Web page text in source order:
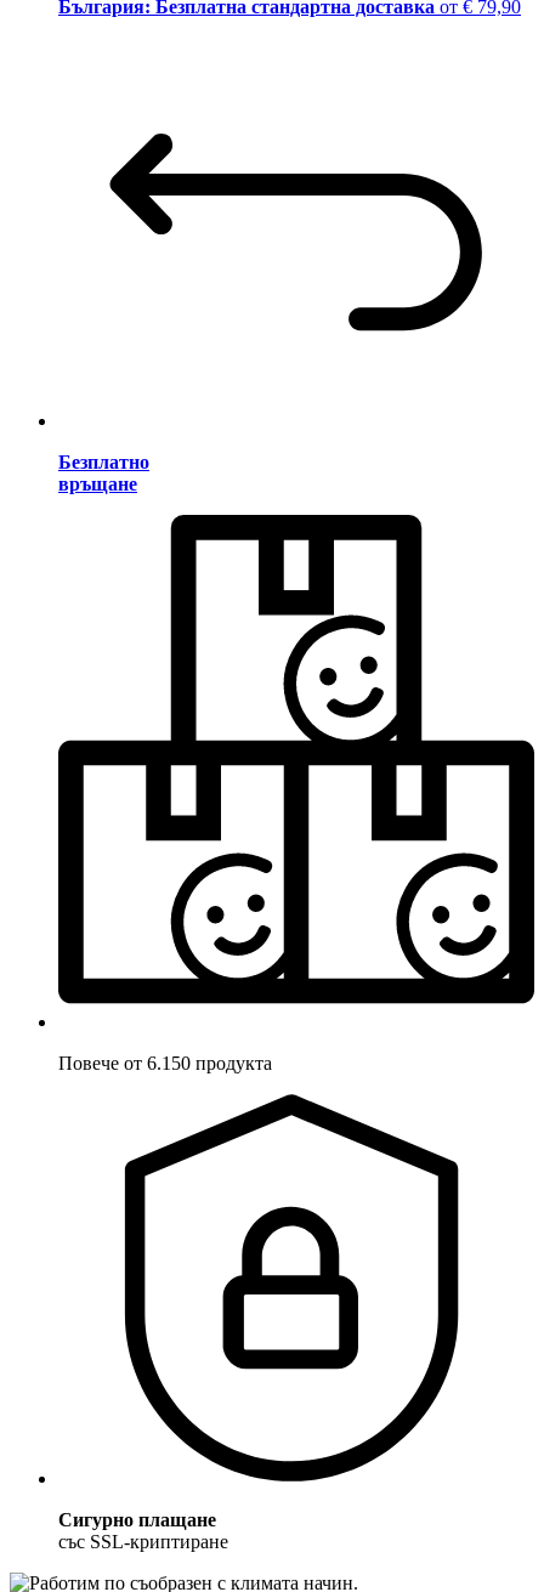
България: Безплатна стандартна доставка от € 79,90
Безплатно
връщане
Повече от 6.150 продукта
Сигурно плащане
със SSL-криптиране